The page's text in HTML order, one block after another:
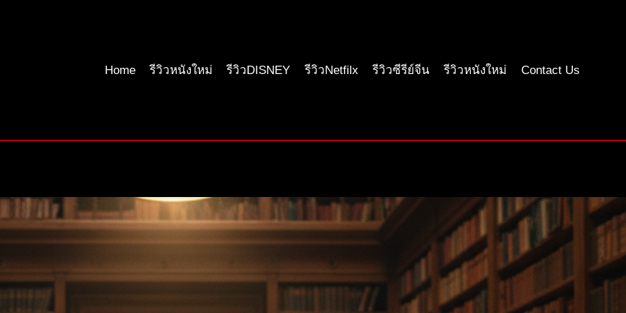
Home
รีวิวหนังใหม่ รีวิวDISNEY รีวิวNetfilx รีวิวซีรีย์จีน รีวิวหนังใหม่ Contact Us